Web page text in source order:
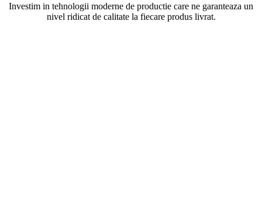
Investim in tehnologii moderne de productie care ne garanteaza un
nivel ridicat de calitate la fiecare produs livrat.